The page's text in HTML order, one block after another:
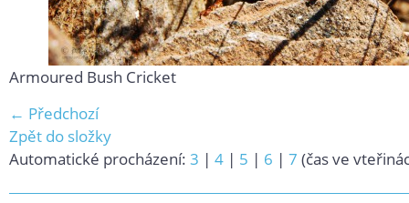
Armoured Bush Cricket
← Předchozí
Zpět do složky
Automatické procházení: 3 | 4 | 5 | 6 | 7 (čas ve